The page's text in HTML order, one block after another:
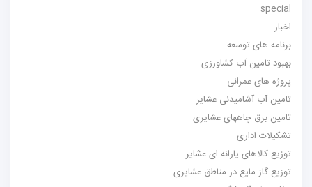
special
اخبار
برنامه های توسعه
بهبود تامین آب کشاورزی
پروژه های عمرانی
تامین آب آشامیدنی عشایر
تامین برق چاههای عشایری
تشکیلات اداری
توزیع کالاهای یارانه ای عشایر
توزیع گاز مایع در مناطق عشایری